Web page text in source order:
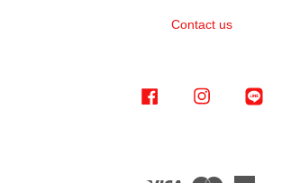
Contact us
Facebook Instagram